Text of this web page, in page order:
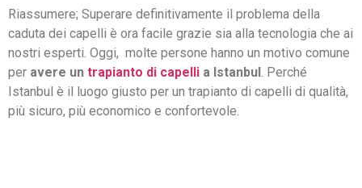
Riassumere; Superare definitivamente il problema della
caduta dei capelli è ora facile grazie sia alla tecnologia che ai
nostri esperti. Oggi, molte persone hanno un motivo comune
per avere un trapianto di capelli a Istanbul. Perché
Istanbul è il luogo giusto per un trapianto di capelli di qualità,
più sicuro, più economico e confortevole.